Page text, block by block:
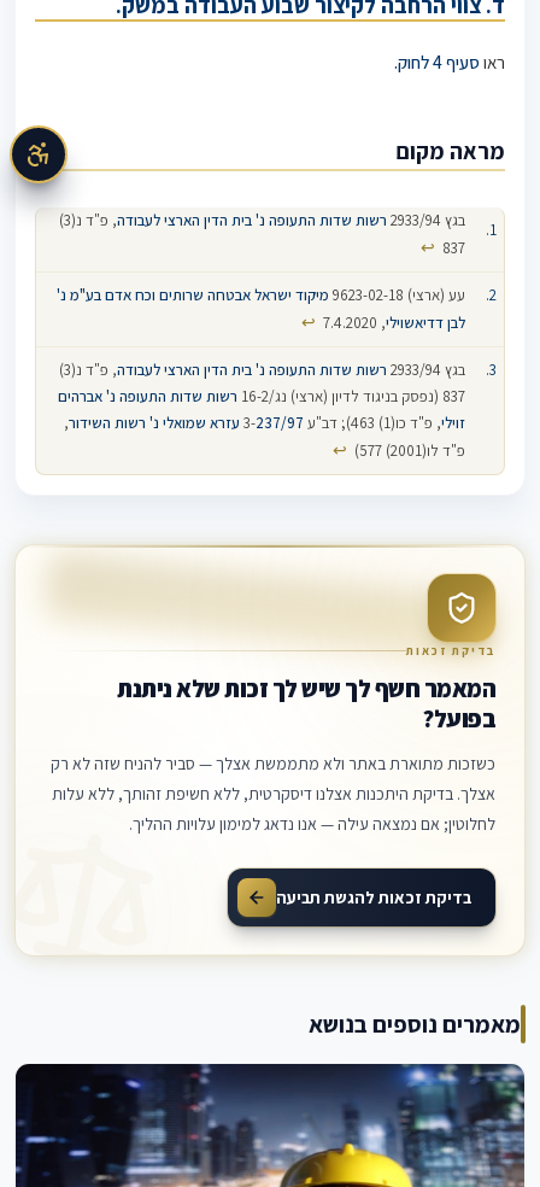
ראו סעיף 4 לחוק.
מראה מקום
בגץ 2933/94 רשות שדות התעופה נ' בית הדין הארצי לעבודה
, פ"ד נ(3)
837
↩
עע (ארצי) 9623-02-18
מיקוד ישראל אבטחה שרותים וכח אדם בע"מ נ'
לבן דדיאשוילי, 7.4.2020
↩
בגץ 2933/94 רשות שדות התעופה נ' בית הדין הארצי לעבודה
, פ"ד נ(3)
837 (נפסק בניגוד לדיון (ארצי) נג/16-2 ‎
רשות שדות התעופה‎ ‎נ' אברהים
זוילי‏, פ"ד כו(1) 463); דב"ע 3- 237/97 עזרא שמואלי נ' רשות השידור‏,
פ"ד לו(2001) 577)
↩
בדיקת זכאות
המאמר חשף לך שיש לך זכות שלא ניתנת
בפועל?
כשזכות מתוארת באתר ולא מתממשת אצלך — סביר להניח שזה לא רק
אצלך. בדיקת היתכנות אצלנו דיסקרטית, ללא חשיפת זהותך, ללא עלות
לחלוטין; אם נמצאה עילה — אנו נדאג למימון עלויות ההליך.
בדיקת זכאות להגשת תביעה
מאמרים נוספים בנושא